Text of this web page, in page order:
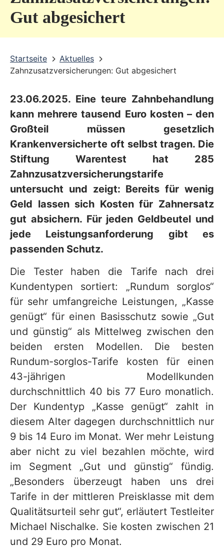
Gut abgesichert
Startseite
Aktuelles
Zahnzusatzversicherungen: Gut abgesichert
23.06.2025. Eine teure Zahnbehandlung
kann mehrere tausend Euro kosten – den
Großteil müssen gesetzlich
Krankenversicherte oft selbst tragen. Die
Stiftung Warentest hat 285
Zahnzusatzversicherungstarife
untersucht und zeigt: Bereits für wenig
Geld lassen sich Kosten für Zahnersatz
gut absichern. Für jeden Geldbeutel und
jede Leistungsanforderung gibt es
passenden Schutz.
Die Tester haben die Tarife nach drei
Kundentypen sortiert: „Rundum sorglos“
für sehr umfangreiche Leistungen, „Kasse
genügt“ für einen Basisschutz sowie „Gut
und günstig“ als Mittelweg zwischen den
beiden ersten Modellen. Die besten
Rundum-sorglos-Tarife kosten für einen
43-jährigen Modellkunden
durchschnittlich 40 bis 77 Euro monatlich.
Der Kundentyp „Kasse genügt“ zahlt in
diesem Alter dagegen durchschnittlich nur
9 bis 14 Euro im Monat. Wer mehr Leistung
aber nicht zu viel bezahlen möchte, wird
im Segment „Gut und günstig“ fündig.
„Besonders überzeugt haben uns drei
Tarife in der mittleren Preisklasse mit dem
Qualitätsurteil sehr gut“, erläutert Testleiter
Michael Nischalke. Sie kosten zwischen 21
und 29 Euro pro Monat.